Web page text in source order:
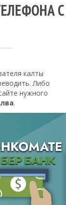
С
калты
Либо
нужного
.